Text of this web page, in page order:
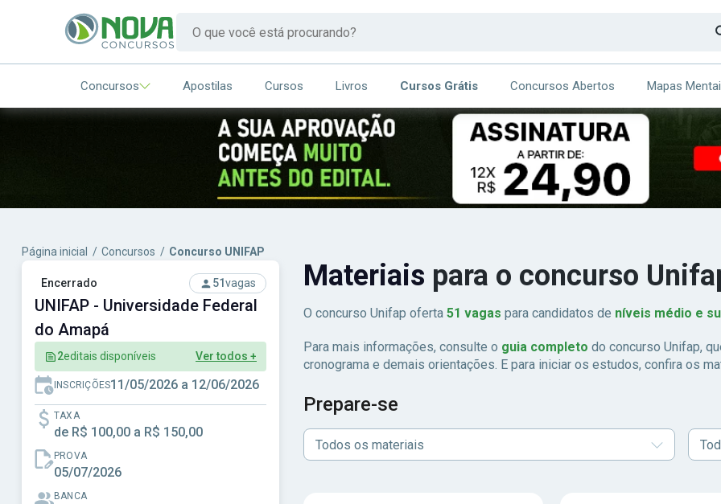
Concursos Apostilas Cursos Livros Cursos Grátis Concursos Abertos Mapas
Página inicial / Concursos / Concurso UNIFAP
Encerrado 51vagas
UNIFAP - Universidade Federal
do Amapá
2editais disponíveis Ver todos +
INSCRIÇÕES11/05/2026 a 12/06/2026
TAXA
de R$ 100,00 a R$ 150,00
PROVA
05/07/2026
BANCA
Materiais para o concurso
O concurso Unifap oferta 51 vagas para candidatos de níveis médio e
Para mais informações, consulte o guia completo do concurso Unifap,
cronograma e demais orientações. E para iniciar os estudos, confira os
Prepare-se
Todos os materiais